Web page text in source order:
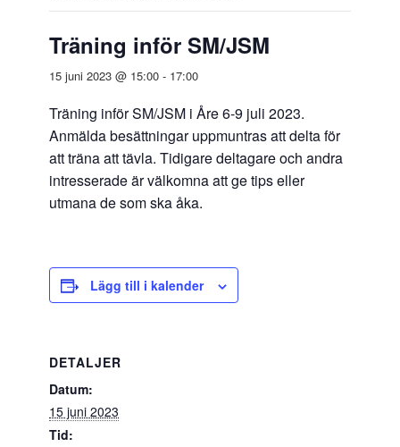
Träning inför SM/JSM
15 juni 2023 @ 15:00 - 17:00
Träning inför SM/JSM i Åre 6-9 juli 2023.
Anmälda besättningar uppmuntras att delta för
att träna att tävla. Tidigare deltagare och andra
intresserade är välkomna att ge tips eller
utmana de som ska åka.
Lägg till i kalender
DETALJER
Datum:
15 juni 2023
Tid: